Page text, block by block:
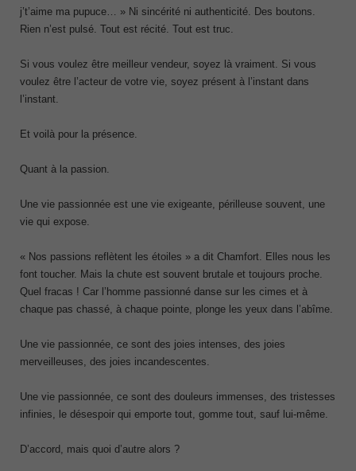
j’t’aime ma pupuce… » Ni sincérité ni authenticité. Des boutons.
Rien n’est pulsé. Tout est récité. Tout est truc.
Si vous voulez être meilleur vendeur, soyez là vraiment. Si vous
voulez être l’acteur de votre vie, soyez présent à l’instant dans
l’instant.
Et voilà pour la présence.
Quant à la passion.
Une vie passionnée est une vie exigeante, périlleuse souvent, une
vie qui expose.
« Nos passions reflètent les étoiles » a dit Chamfort. Elles nous les
font toucher. Mais la chute est souvent brutale et toujours proche.
Quel fracas ! Car l’homme passionné danse sur les cimes et à
chaque pas chassé, à chaque pointe, plonge les yeux dans l’abîme.
Une vie passionnée, ce sont des joies intenses, des joies
merveilleuses, des joies incandescentes.
Une vie passionnée, ce sont des douleurs immenses, des tristesses
infinies, le désespoir qui emporte tout, gomme tout, sauf lui-même.
D’accord, mais quoi d’autre alors ?